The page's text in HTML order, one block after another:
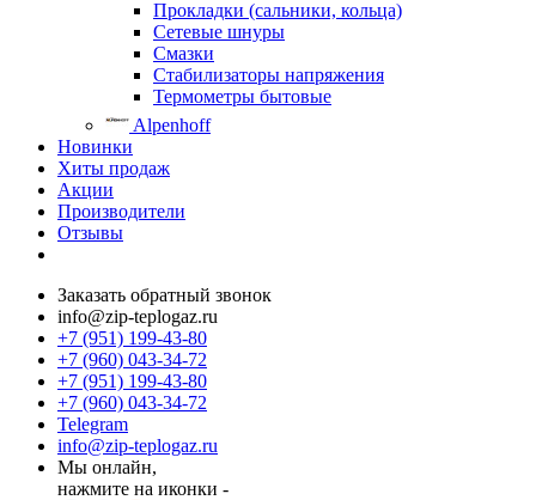
Прокладки (сальники, кольца)
Сетевые шнуры
Смазки
Стабилизаторы напряжения
Термометры бытовые
Alpenhoff
Новинки
Хиты продаж
Акции
Производители
Отзывы
Заказать обратный звонок
info@zip-teplogaz.ru
+7 (951) 199-43-80
+7 (960) 043-34-72
+7 (951) 199-43-80
+7 (960) 043-34-72
Telegram
info@zip-teplogaz.ru
Мы онлайн,
нажмите на иконки -